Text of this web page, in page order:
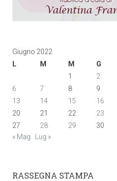
Giugno 2022
L
M M G
1
2
6
7 8 9
13
14 15 16
20
21 22 23
27
28 29
30
« Mag
Lug »
RASSEGNA STAMPA